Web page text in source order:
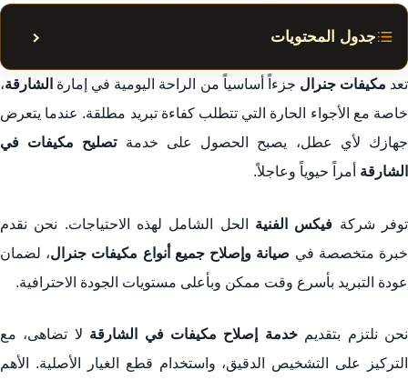
جدول المحتويات إظهار
تصليح مكيفات جنرال في الشارقة: خدمة فورية بضمان 5
سنوات
1. خدمات فيكس الشاملة لجميع أنواع مكيفات جنرال في
الشارقة
2. إصلاح الأعطال الطارئة وخدمة 24 ساعة في الشارقة
3. صيانة مكيفات جنرال في الشارقة: تنظيف وتعقيم لضمان
الأداء العالي
4. تركيب مكيفات جنرال في الشارقة: ضمان الأداء من اليوم
الأول
تعد مكيفات جنرال جزءاً أساسياً من الراحة اليومية في إمارة الشارقة،
خاصة مع الأجواء الحارة التي تتطلب كفاءة تبريد مطلقة. عندما يتعرض
جهازك لأي عطل، يصبح الحصول على خدمةتصليح مكيفات في
الشارقة أمراً حيوياً وعاجلاً.
توفر شركة فيكس الفنية الحل الشامل لهذه الاحتياجات. نحن نقدم
خبرة متخصصة في صيانة وإصلاح جميع أنواع مكيفات جنرال، لضمان
عودة التبريد بأسرع وقت ممكن وبأعلى مستويات الجودة الاحترافية.
نحن نلتزم بتقديمخدمة إصلاح مكيفات في الشارقة لا تضاهى، مع
التركيز على التشخيص الدقيق، واستخدام قطع الغيار الأصلية. الأهم